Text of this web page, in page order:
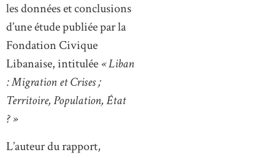
les données et conclusions
d’une étude publiée par la
Fondation Civique
Libanaise, intitulée« Liban
: Migration et Crises ;
Territoire, Population, État
? »
L’auteur du rapport,